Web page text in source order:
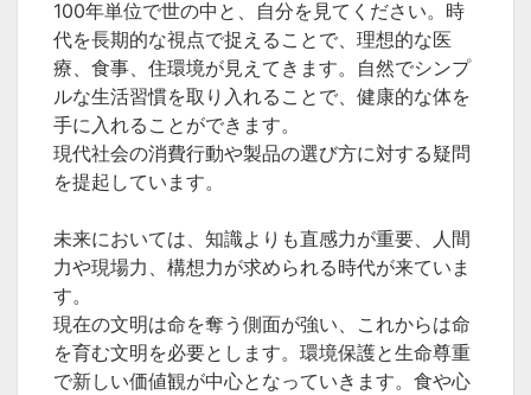
100年単位で世の中と、自分を見てください。時
代を長期的な視点で捉えることで、理想的な医
療、食事、住環境が見えてきます。自然でシンプ
ルな生活習慣を取り入れることで、健康的な体を
手に入れることができます。
現代社会の消費行動や製品の選び方に対する疑問
を提起しています。
未来においては、知識よりも直感力が重要、人間
力や現場力、構想力が求められる時代が来ていま
す。
現在の文明は命を奪う側面が強い、これからは命
を育む文明を必要とします。環境保護と生命尊重
で新しい価値観が中心となっていきます。食や心